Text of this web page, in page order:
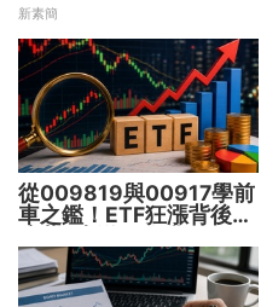
新素簡
從009819與00917學前
車之鑑！ETF狂漲背後